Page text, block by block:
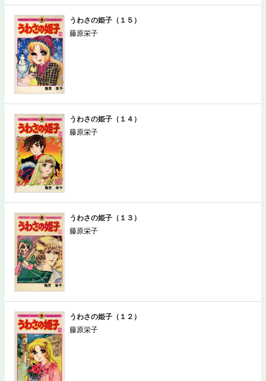
うわさの姫子（１５）
藤原栄子
うわさの姫子（１４）
藤原栄子
うわさの姫子（１３）
藤原栄子
うわさの姫子（１２）
藤原栄子